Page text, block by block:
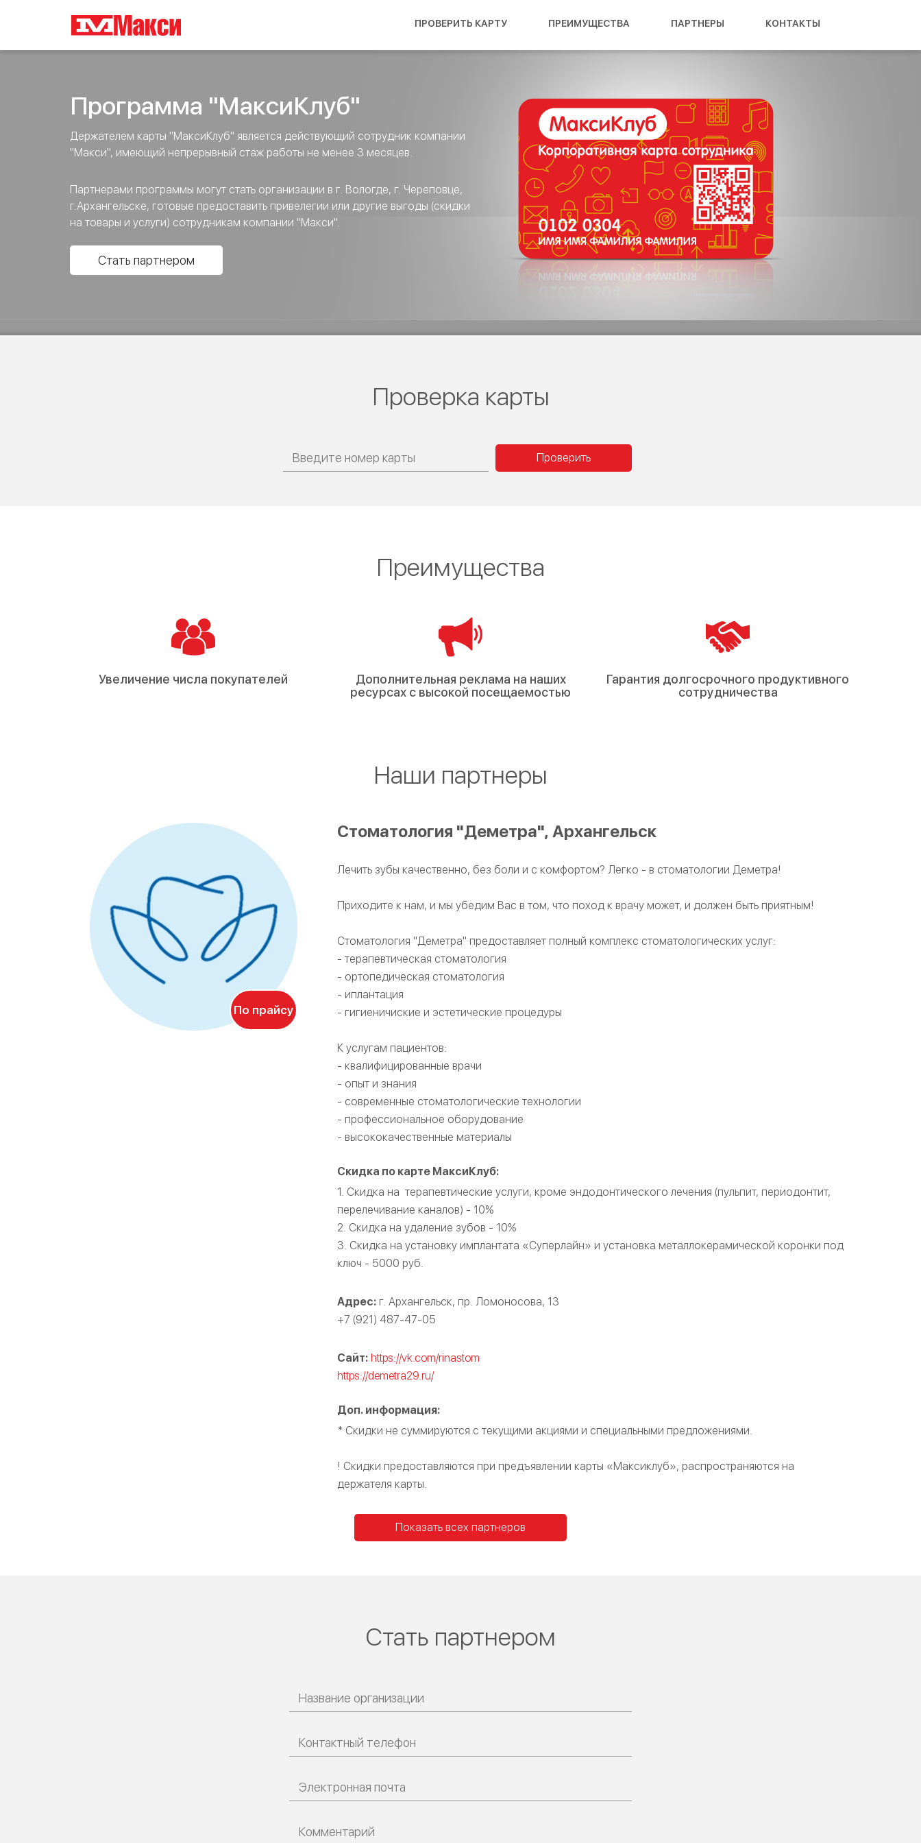
ПРОВЕРИТЬ КАРТУ ПРЕИМУЩЕСТВА ПАРТНЕРЫ КОНТАКТЫ
Программа "МаксиКлуб"
Держателем карты "МаксиКлуб" является действующий сотрудник компании
"Макси", имеющий непрерывный стаж работы не менее 3 месяцев.
Партнерами программы могут стать организации в г. Вологде, г. Череповце,
г.Архангельске, готовые предоставить привелегии или другие выгоды (скидки
на товары и услуги) сотрудникам компании "Макси".
Стать партнером
Проверка карты
Преимущества
Увеличение числа покупателей
Дополнительная реклама на наших
ресурсах с высокой посещаемостью
Гарантия долгосрочного продуктивного
сотрудничества
Наши партнеры
По прайсу
Стоматология "Деметра", Архангельск
Лечить зубы качественно, без боли и с комфортом? Легко - в стоматологии Деметра!
Приходите к нам, и мы убедим Вас в том, что поход к врачу может, и должен быть приятным!
Стоматология "Деметра" предоставляет полный комплекс стоматологических услуг:
- терапевтическая стоматология
- ортопедическая стоматология
- иплантация
- гигиеничиские и эстетические процедуры
К услугам пациентов:
- квалифицированные врачи
- опыт и знания
- современные стоматологические технологии
- профессиональное оборудование
- высококачественные материалы
Скидка по карте МаксиКлуб:
1. Скидка на терапевтические услуги, кроме эндодонтического лечения (пульпит, периодонтит,
перелечивание каналов) - 10%
2. Скидка на удаление зубов - 10%
3. Скидка на установку имплантата «Суперлайн» и установка металлокерамической коронки под
ключ - 5000 руб.
Адрес: г. Архангельск, пр. Ломоносова, 13
+7 (921) 487-47-05
Сайт: https://vk.com/rinastom
https://demetra29.ru/
Доп. информация:
* Скидки не суммируются с текущими акциями и специальными предложениями.
! Скидки предоставляются при предъявлении карты «Максиклуб», распространяются на
держателя карты.
Показать всех партнеров
Стать партнером